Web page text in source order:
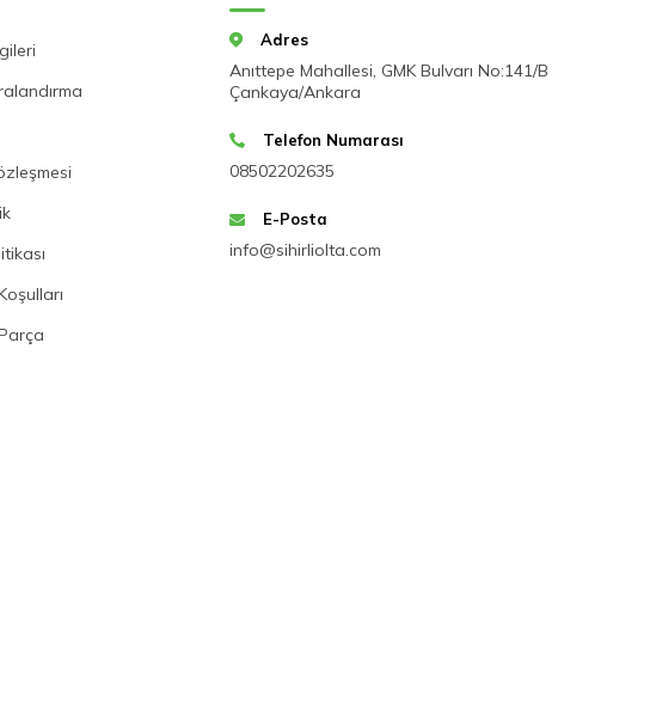
Adres
Anıttepe Mahallesi, GMK Bulvarı No:141/B
Çankaya/Ankara
Telefon Numarası
08502202635
E-Posta
info@sihirliolta.com